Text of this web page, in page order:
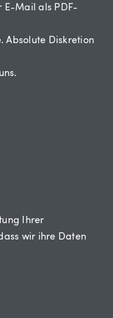
E-Mail als PDF-
Absolute Diskretion
Ihrer
wir ihre Daten